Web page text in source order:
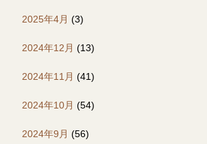
2025年4月 (3)
2024年12月 (13)
2024年11月 (41)
2024年10月 (54)
2024年9月 (56)